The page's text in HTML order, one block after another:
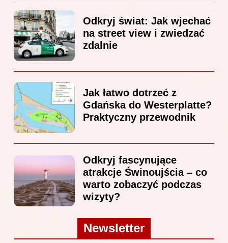
Odkryj świat: Jak wjechać
na street view i zwiedzać
zdalnie
Jak łatwo dotrzeć z
Gdańska do Westerplatte?
Praktyczny przewodnik
Odkryj fascynujące
atrakcje Świnoujścia – co
warto zobaczyć podczas
wizyty?
Newsletter